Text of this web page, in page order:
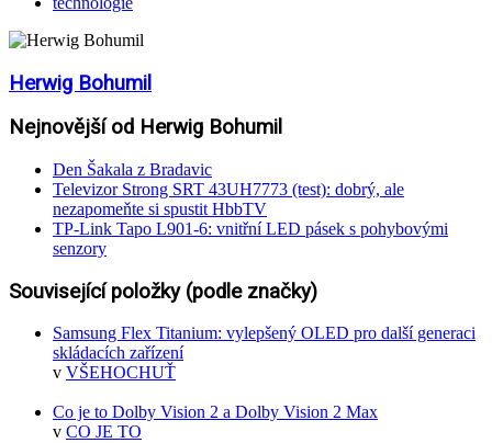
Herwig Bohumil
Nejnovější od Herwig Bohumil
Den Šakala z Bradavic
Televizor Strong SRT 43UH7773 (test): dobrý, ale
nezapomeňte si spustit HbbTV
TP-Link Tapo L901-6: vnitřní LED pásek s pohybovými
senzory
Související položky (podle značky)
Samsung Flex Titanium: vylepšený OLED pro další generaci
skládacích zařízení
v VŠEHOCHUŤ
Co je to Dolby Vision 2 a Dolby Vision 2 Max
v CO JE TO